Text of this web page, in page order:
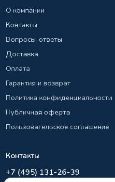
О компании
Контакты
Вопросы-ответы
Доставка
Оплата
Гарантия и возврат
Политика конфиденциальности
Публичная оферта
Пользовательское соглашение
Контакты
+7 (495) 131-26-39